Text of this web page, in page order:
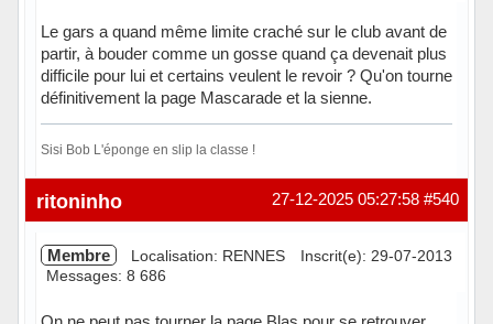
Le gars a quand même limite craché sur le club avant de
partir, à bouder comme un gosse quand ça devenait plus
difficile pour lui et certains veulent le revoir ? Qu'on tourne
définitivement la page Mascarade et la sienne.
Sisi Bob L'éponge en slip la classe !
Hors ligne #540
27-12-2025 05:27:58
ritoninho
Membre Localisation: RENNES
Inscrit(e): 29-07-2013
Messages: 8 686